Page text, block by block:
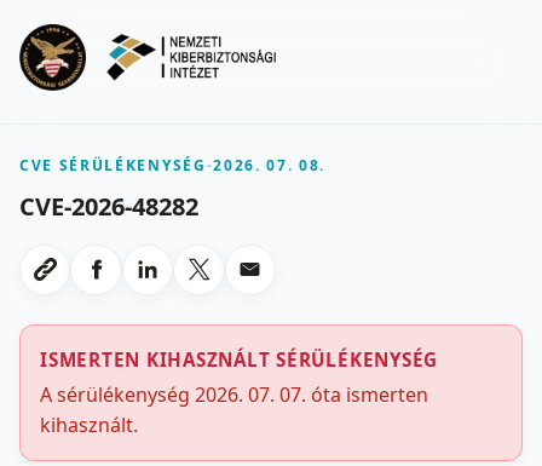
CVE SÉRÜLÉKENYSÉG-2026. 07. 08.
CVE-2026-48282
Link masolasa
Megosztas Facebookon
Megosztas LinkedInen
Megosztas X-en
Megosztas emailben
ISMERTEN KIHASZNÁLT SÉRÜLÉKENYSÉG
A sérülékenység 2026. 07. 07. óta ismerten
kihasznált.